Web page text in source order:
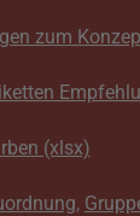
zum
(xlsx)
,